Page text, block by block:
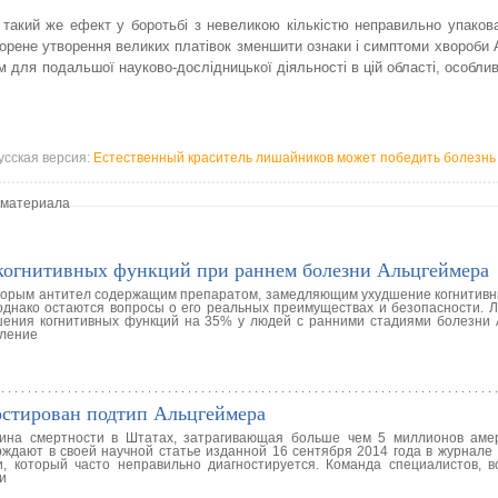
же ефект у боротьбі з невеликою кількістю неправильно
утворення великих платівок зменшити ознаки і симптоми хвороби
подальшої науково-дослідницької діяльності в цій області,
версия: Естественный краситель лишайников может победить
функций при раннем болезни Альцгеймера
антител содержащим препаратом, замедляющим ухудшение
остаются вопросы о его реальных преимуществах и безопасности.
когнитивных функций на 35% у людей с ранними стадиями болезни
подтип Альцгеймера
смертности в Штатах, затрагивающая больше чем 5 миллионов
в своей научной статье изданной 16 сентября 2014 года в журнале
часто неправильно диагностируется. Команда специалистов,